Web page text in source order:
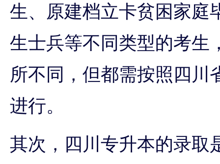
生、原建档立卡贫困家庭
生士兵等不同类型的考生
所不同，但都需按照四川
进行。
其次，四川专升本的录取